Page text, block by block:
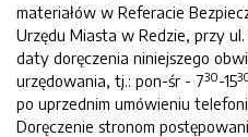
materiałów w Referacie
Urzędu Miasta w Redzie, przy ul.
daty doręczenia niniejszego
urzędowania, tj.: pon-śr - 730-15
po uprzednim umówieniu
Doręczenie stronom